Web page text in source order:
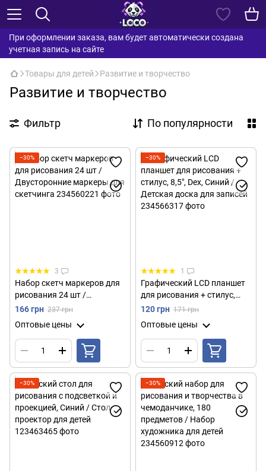
При оформлении заказа, вам будет автоматически создана
учетная запись на сайте
Товары для детей Развитие и творчество
Развитие и творчество
Фильтр По популярности
−30%
3
Набор скетч маркеров для
рисования 24 шт /
Двусторонние маркеры для
166 грн 237 грн
Оптовые цены
−30%
1
Графический LCD планшет
для рисования + стилус,
8,5", Dex, Синий / Детская
120 грн 171 грн
Оптовые цены
−30% −30%